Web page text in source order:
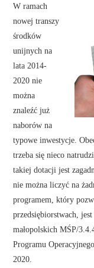
W ramach
nowej transzy
środków
unijnych na
lata 2014-
2020 nie
można
znaleźć już
naborów na
typowe inwestycje.
trzeba się nieco
takiej dotacji jest
nie można liczyć na
programem, który
przedsiębiorstwach,
małopolskich MŚP/
Programu
2020.